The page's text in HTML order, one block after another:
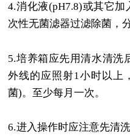
4.消化液(pH7.8)或其它加
次性无菌滤器过滤除菌，
5.培养箱应先用清水清洗
外线的应照射1 小时以上
菌)。至少每月一次。
6.进入操作时应注意先清